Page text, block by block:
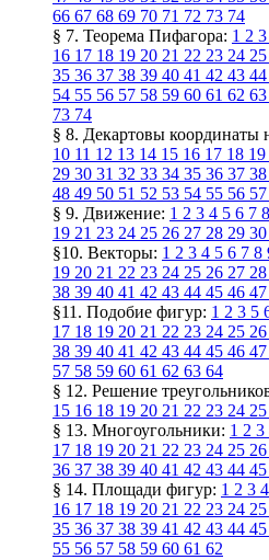
66 67 68 69 70 71 72 73 74
§ 7. Теорема Пифагора: 1 2 3
16 17 18 19 20 21 22 23 24 25
35 36 37 38 39 40 41 42 43 44
54 55 56 57 58 59 60 61 62 63
73 74
§ 8. Декартовы координаты
10 11 12 13 14 15 16 17 18 19
29 30 31 32 33 34 35 36 37 38
48 49 50 51 52 53 54 55 56 57
§ 9. Движение: 1 2 3 4 5 6 7 8
19 21 23 24 25 26 27 28 29 30
§10. Векторы: 1 2 3 4 5 6 7 8
19 20 21 22 23 24 25 26 27 28
38 39 40 41 42 43 44 45 46 47
§11. Подобие фигур: 1 2 3 5
17 18 19 20 21 22 23 24 25 26
38 39 40 41 42 43 44 45 46 47
57 58 59 60 61 62 63 64
§ 12. Решение
15 16 18 19 20 21 22 23 24 25
§ 13. Многоугольники: 1 2 3
17 18 19 20 21 22 23 24 25 26
36 37 38 39 40 41 42 43 44 45
§ 14. Площади фигур: 1 2 3 4
16 17 18 19 20 21 22 23 24 25
35 36 37 38 39 41 42 43 44 45
55 56 57 58 59 60 61 62